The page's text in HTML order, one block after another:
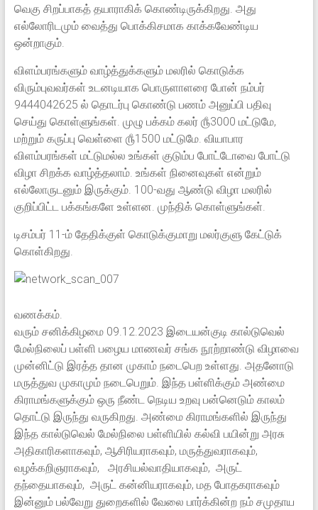
வெகு சிறப்பாகத் தயாராகிக் கொண்டிருக்கிறது. அது
எல்லோரிடமும் வைத்து பொக்கிசமாக காக்கவேண்டிய
ஒன்றாகும்.
விளம்பரங்களும் வாழ்த்துக்களும் மலரில் கொடுக்க
விரும்புவவர்கள் உடனடியாக பொருளாளரை போன் நம்பர்
9444042625 ல் தொடர்பு கொண்டு பணம் அனுப்பி பதிவு
செய்து கொள்ளுங்கள். முழு பக்கம் கலர் ௹3000 மட்டுமே,
மற்றும் கருப்பு வெள்ளை ௹1500 மட்டுமே. வியாபார
விளம்பரங்கள் மட்டுமல்ல உங்கள் குடும்ப போட்டோவை போட்டு
விழா சிறக்க வாழ்த்தலாம். உங்கள் நினைவுகள் என்றும்
எல்லோருடனும் இருக்கும். 100-வது ஆண்டு விழா மலரில்
குறிப்பிட்ட பக்கங்களே உள்ளன. முந்திக் கொள்ளுங்கள்.
டிசம்பர் 11-ம் தேதிக்குள் கொடுக்குமாறு மலர்குளு கேட்டுக்
கொள்கிறது.
வணக்கம்.
வரும் சனிக்கிழமை 09.12.2023 இடையன்குடி கால்டுவெல்
மேல்நிலைப் பள்ளி பழைய மாணவர் சங்க நூற்றாண்டு விழாவை
முன்னிட்டு இரத்த தான முகாம் நடைபெற உள்ளது. அதனோடு
மருத்துவ முகாமும் நடைபெறும். இந்த பள்ளிக்கும் அண்மை
கிராமங்களுக்கும் ஒரு நீண்ட நெடிய உறவு பன்னெடும் காலம்
தொட்டு இருந்து வருகிறது. அண்மை கிராமங்களில் இருந்து
இந்த கால்டுவெல் மேல்நிலை பள்ளியில் கல்வி பயின்று அரசு
அதிகாரிகளாகவும், ஆசிரியராகவும், மருத்துவராகவும்,
வழக்கறிஞராகவும், அரசியல்வாதியாகவும், அருட்
தந்தையாகவும், அருட் கன்னியராகவும், மத போதகராகவும்
இன்னும் பல்வேறு துறைகளில் வேலை பார்க்கின்ற நம் சமுதாய